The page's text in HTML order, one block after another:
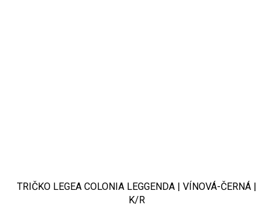
TRIČKO LEGEA COLONIA LEGGENDA | VÍNOVÁ-ČERNÁ |
K/R